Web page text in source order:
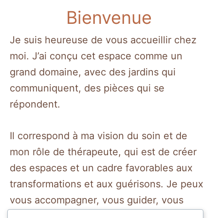
Bienvenue
Je suis heureuse de vous accueillir chez
moi. J’ai conçu cet espace comme un
grand domaine, avec des jardins qui
communiquent, des pièces qui se
répondent.
Il correspond à ma vision du soin et de
mon rôle de thérapeute, qui est de créer
des espaces et un cadre favorables aux
transformations et aux guérisons. Je peux
vous accompagner, vous guider, vous